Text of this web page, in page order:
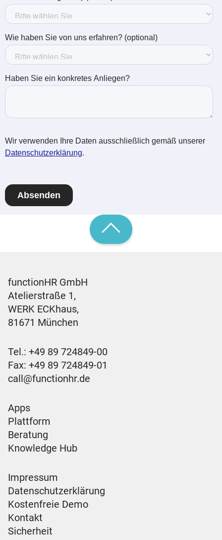
functionHR GmbH
Atelierstraße 1,
WERK ECKhaus,
81671 München
Tel.: +49 89 724849-00
Fax: +49 89 724849-01
call@functionhr.de
Apps
Plattform
Beratung
Knowledge Hub
Impressum
Datenschutzerklärung
Kostenfreie Demo
Kontakt
Sicherheit